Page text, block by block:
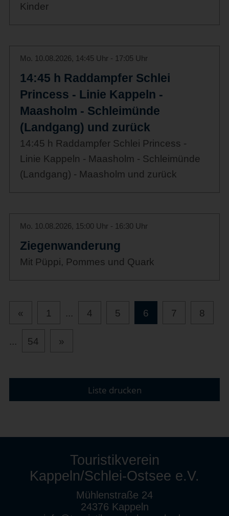
Kinder
Mo. 10.08.2026, 14:45 Uhr - 17:05 Uhr
14:45 h Raddampfer Schlei
Princess - Linie Kappeln -
Maasholm - Schleimünde
(Landgang) und zurück
14:45 h Raddampfer Schlei Princess -
Linie Kappeln - Maasholm - Schleimünde
(Landgang) - Maasholm und zurück
Mo. 10.08.2026, 15:00 Uhr - 16:30 Uhr
Ziegenwanderung
Mit Püppi, Pommes und Quark
« 1 ... 4 5 6 7 8
... 54 »
Liste drucken
Touristikverein
Kappeln/Schlei-Ostsee e.V.
Mühlenstraße 24
24376 Kappeln